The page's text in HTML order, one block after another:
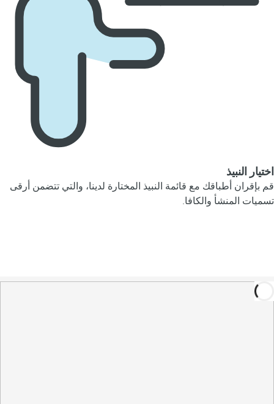
اختيار النبيذ
قم بإقران أطباقك مع قائمة النبيذ المختارة لدينا، والتي تتضمن أرقى
تسميات المنشأ والكافا.